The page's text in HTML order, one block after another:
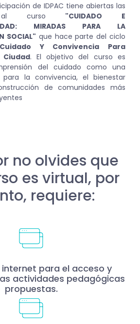
de IDPAC tiene abiertas las
al curso "CUIDADO E
MIRADAS PARA LA
SOCIAL" que hace parte del ciclo
Cuidado Y Convivencia Para
. El objetivo del curso es
del cuidado como una
la convivencia, el bienestar
de comunidades más
no olvides que
es virtual, por
requiere:
internet para el acceso y
actividades pedagógicas
propuestas.